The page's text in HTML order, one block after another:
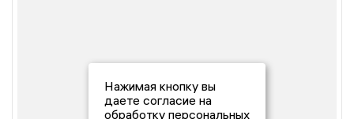
Нажимая кнопку вы
даете согласие на
обработку персональных